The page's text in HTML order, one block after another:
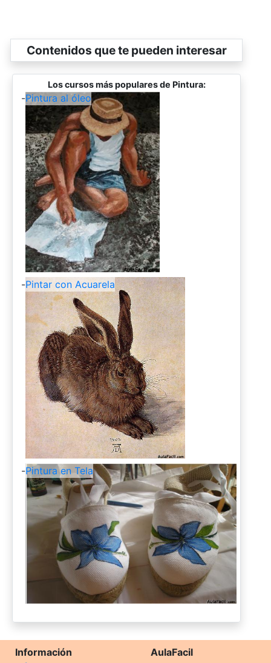
Contenidos que te pueden interesar
Los cursos más populares de Pintura:
-Pintura al óleo
-Pintar con Acuarela
-Pintura en Tela
Información
AulaFacil